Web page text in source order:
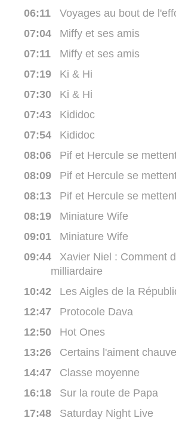
06:11 Voyages au bout de
07:04Miffy et ses amis
07:11 Miffy et ses amis
07:19Ki & Hi
07:30Ki & Hi
07:43Kididoc
07:54Kididoc
08:06Pif et Hercule se
08:09Pif et Hercule se
08:13Pif et Hercule se
08:19Miniature Wife
09:01Miniature Wife
09:44Xavier Niel : Comment
milliardaire
10:42Les Aigles de la
12:47 Protocole Dava
12:50Hot Ones
13:26Certains l'aiment chauve
14:47 Classe moyenne
16:18Sur la route de Papa
17:48Saturday Night Live